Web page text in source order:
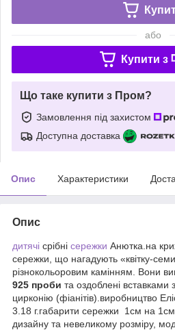
або
Купити з
Що таке купити з Пром?
Замовлення під захистом
Доступна доставка
Опис Характеристики
Опис
дитячі срібні сережки Анютка.на
сережки, що нагадують «квітку-
різнокольоровим камінням. Вони
925 проби та оздоблені вставками
цирконію (фіанітів).виробництво
3.18 г.габарити сережки 1см на
дизайну та невеликому розміру,